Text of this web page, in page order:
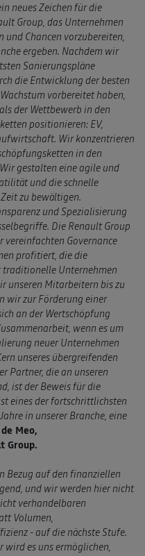
neues Zeichen für die
Group, das Unternehmen
Chancen vorzubereiten,
ergeben. Nachdem wir
Sanierungspläne
die Entwicklung der besten
vorbereitet haben,
der Wettbewerb in den
positionieren: EV,
Wir konzentrieren
in den
gestalten eine agile und
und die schnelle
zu bewältigen.
und Spezialisierung
Die Renault Group
vereinfachten Governance
profitiert, die die
Unternehmen
unseren Mitarbeitern bis zu
wir zur Förderung einer
an der Wertschöpfung
wenn es um
neuer Unternehmen
unseres übergreifenden
Partner, die an unseren
ist der Beweis für die
eines der fortschrittlichsten
in unserer Branche, eine
Meo,
Group.
Bezug auf den finanziellen
und wir werden hier nicht
verhandelbaren
Volumen,
- auf die nächste Stufe.
wird es uns ermöglichen,